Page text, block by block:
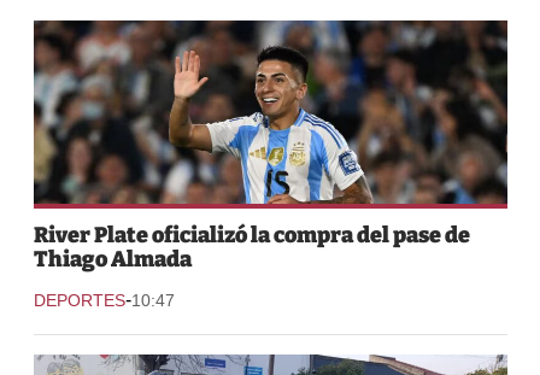
River Plate oficializó la compra del pase de
Thiago Almada
DEPORTES-10:47